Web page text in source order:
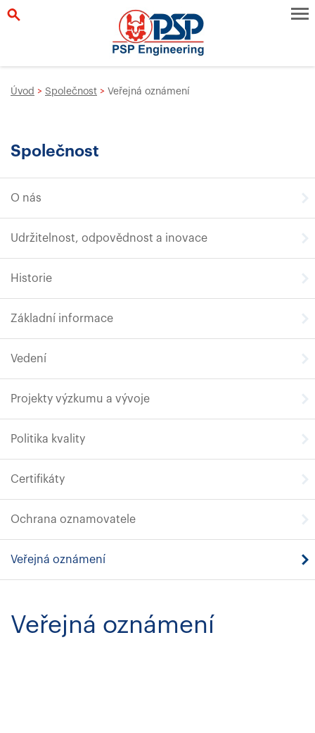
Úvod > Společnost > Veřejná oznámení
Společnost
O nás
Udržitelnost, odpovědnost a inovace
Historie
Základní informace
Vedení
Projekty výzkumu a vývoje
Politika kvality
Certifikáty
Ochrana oznamovatele
Veřejná oznámení
Veřejná oznámení